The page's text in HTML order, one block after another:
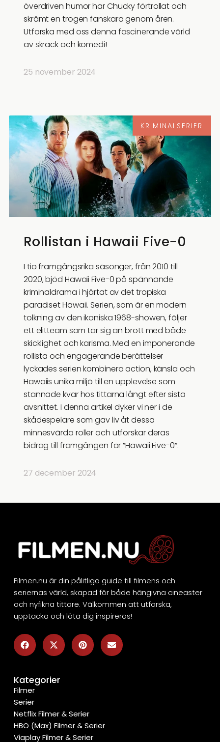
överdriven humor har Chucky förtrollat och
skrämt en trogen fanskara genom åren.
Utforska med oss denna fascinerande värld
av skräck och komedi!
25 november 2024
KRIMINALSERIER
Rollistan i Hawaii Five-0
I tio framgångsrika säsonger, från 2010 till
2020, bjöd Hawaii Five-0 på spännande
kriminaldrama i hjärtat av det tropiska
paradiset Hawaii. Serien, som är en modern
tolkning av den ikoniska 1968-showen, följer
ett elitteam som tar sig an brott med både
skicklighet och karisma. Med en imponerande
rollista och engagerande berättelser
lyckades serien kombinera action, känsla och
Hawaiis unika miljö till en upplevelse som
stannade kvar hos tittarna långt efter sista
avsnittet. I denna artikel dyker vi ner i de
skådespelare som gav liv åt dessa
minnesvärda roller och utforskar deras
bidrag till framgången för ”Hawaii Five-0”.
27 december 2024
Filmen.nu är din pålitliga guide till filmens och
seriernas värld, skapad för både hängivna cineaster
och nyfikna tittare. Välkommen att utforska,
upptäcka och låta dig inspireras!
Kategorier
Filmer
Serier
Netflix Filmer & Serier
HBO (Max) Filmer & Serier
Viaplay Filmer & Serier